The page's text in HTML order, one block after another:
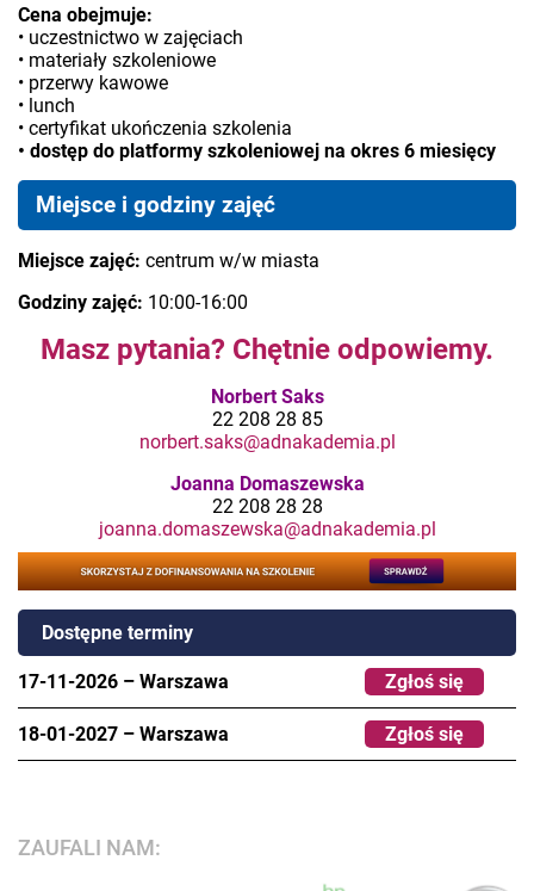
Cena obejmuje:
• uczestnictwo w zajęciach
• materiały szkoleniowe
• przerwy kawowe
• lunch
• certyfikat ukończenia szkolenia
• dostęp do platformy szkoleniowej na okres 6 miesięcy
Miejsce i godziny zajęć
Miejsce zajęć: centrum w/w miasta
Godziny zajęć: 10:00-16:00
Masz pytania? Chętnie odpowiemy.
Norbert Saks
22 208 28 85
norbert.saks@adnakademia.pl
Joanna Domaszewska
22 208 28 28
joanna.domaszewska@adnakademia.pl
Dostępne terminy
17-11-2026 – Warszawa Zgłoś się
18-01-2027 – Warszawa Zgłoś się
ZAUFALI NAM: